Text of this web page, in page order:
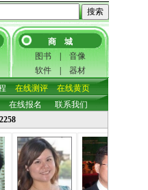
商 城
图书| 音像
软件| 器材
在线测评
在线黄页
在线报名
联系我们